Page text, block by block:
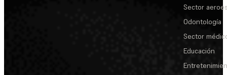
Sector
Odontología
Sector
Educación